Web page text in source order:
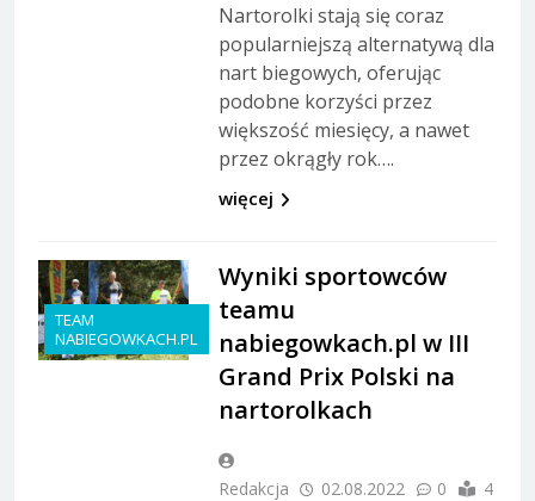
Nartorolki stają się coraz
popularniejszą alternatywą dla
nart biegowych, oferując
podobne korzyści przez
większość miesięcy, a nawet
przez okrągły rok….
więcej
TEAM
NABIEGOWKACH.PL
Wyniki sportowców
teamu
nabiegowkach.pl w III
Grand Prix Polski na
nartorolkach
Redakcja 02.08.2022 0
4